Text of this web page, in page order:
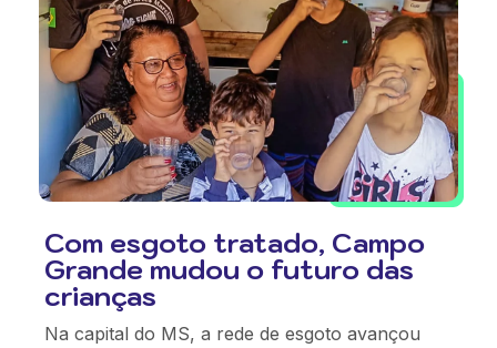
Com esgoto tratado, Campo
Grande mudou o futuro das
crianças
Na capital do MS, a rede de esgoto avançou